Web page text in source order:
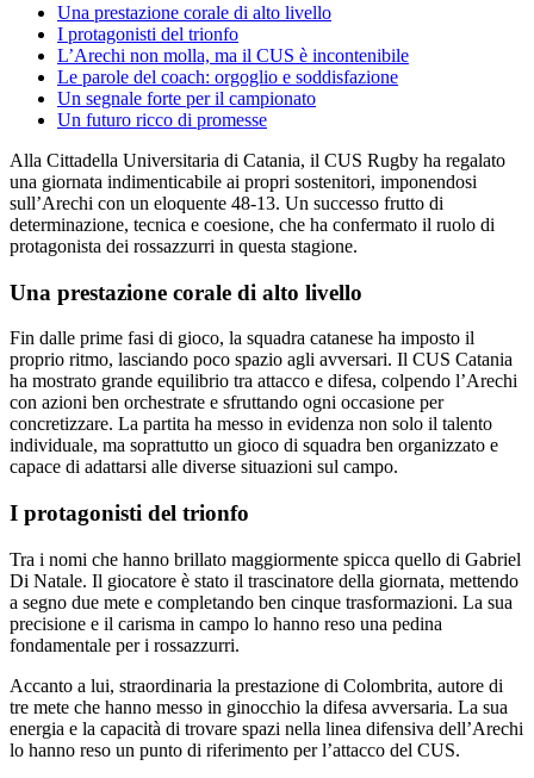
Una prestazione corale di alto livello
I protagonisti del trionfo
L’Arechi non molla, ma il CUS è incontenibile
Le parole del coach: orgoglio e soddisfazione
Un segnale forte per il campionato
Un futuro ricco di promesse
Alla Cittadella Universitaria di Catania, il CUS Rugby ha regalato
una giornata indimenticabile ai propri sostenitori, imponendosi
sull’Arechi con un eloquente 48-13. Un successo frutto di
determinazione, tecnica e coesione, che ha confermato il ruolo di
protagonista dei rossazzurri in questa stagione.
Una prestazione corale di alto livello
Fin dalle prime fasi di gioco, la squadra catanese ha imposto il
proprio ritmo, lasciando poco spazio agli avversari. Il CUS Catania
ha mostrato grande equilibrio tra attacco e difesa, colpendo l’Arechi
con azioni ben orchestrate e sfruttando ogni occasione per
concretizzare. La partita ha messo in evidenza non solo il talento
individuale, ma soprattutto un gioco di squadra ben organizzato e
capace di adattarsi alle diverse situazioni sul campo.
I protagonisti del trionfo
Tra i nomi che hanno brillato maggiormente spicca quello di Gabriel
Di Natale. Il giocatore è stato il trascinatore della giornata, mettendo
a segno due mete e completando ben cinque trasformazioni. La sua
precisione e il carisma in campo lo hanno reso una pedina
fondamentale per i rossazzurri.
Accanto a lui, straordinaria la prestazione di Colombrita, autore di
tre mete che hanno messo in ginocchio la difesa avversaria. La sua
energia e la capacità di trovare spazi nella linea difensiva dell’Arechi
lo hanno reso un punto di riferimento per l’attacco del CUS.